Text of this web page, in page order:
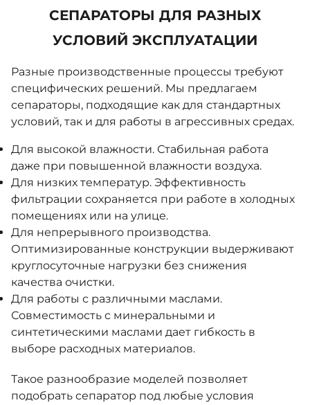
СЕПАРАТОРЫ ДЛЯ РАЗНЫХ
УСЛОВИЙ ЭКСПЛУАТАЦИИ
Разные производственные процессы требуют
специфических решений. Мы предлагаем
сепараторы, подходящие как для стандартных
условий, так и для работы в агрессивных средах.
Для высокой влажности. Стабильная работа
даже при повышенной влажности воздуха.
Для низких температур. Эффективность
фильтрации сохраняется при работе в холодных
помещениях или на улице.
Для непрерывного производства.
Оптимизированные конструкции выдерживают
круглосуточные нагрузки без снижения
качества очистки.
Для работы с различными маслами.
Совместимость с минеральными и
синтетическими маслами дает гибкость в
выборе расходных материалов.
Такое разнообразие моделей позволяет
подобрать сепаратор под любые условия